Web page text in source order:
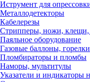
Иструмент для
Металлодетекторы
Кабелерезы
Стрипперы, ножи,
Паяльное оборудование
Газовые баллоны, горелки
Пломбираторы и пломбы
Наморы, мультитулы
Указатели и индикаторы